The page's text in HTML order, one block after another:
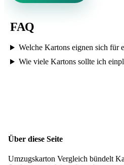
FAQ
Welche Kartons eignen sich für
Wie viele Kartons sollte ich
Über diese Seite
Umzugskarton Vergleich bündelt